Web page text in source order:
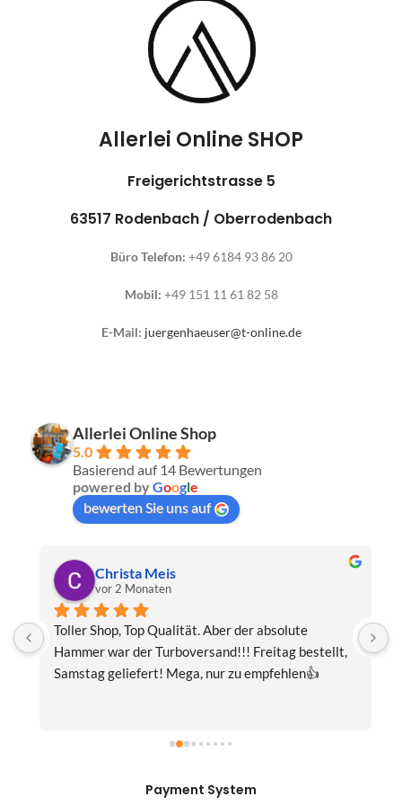
Allerlei Online SHOP
Freigerichtstrasse 5
63517 Rodenbach / Oberrodenbach
Büro Telefon: +49 6184 93 86 20
Mobil: +49 151 11 61 82 58
E-Mail: juergenhaeuser@t-online.de
Allerlei Online Shop
5.0
Basierend auf 14 Bewertungen
powered byGoogle
bewerten Sie uns auf
Christa Meis
vor 2 Monaten
Toller Shop, Top Qualität. Aber der absolute
Hammer war der Turboversand!!! Freitag bestellt,
Samstag geliefert! Mega, nur zu empfehlen👍
Payment System